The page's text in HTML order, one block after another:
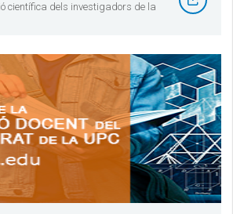
científica dels investigadors de la